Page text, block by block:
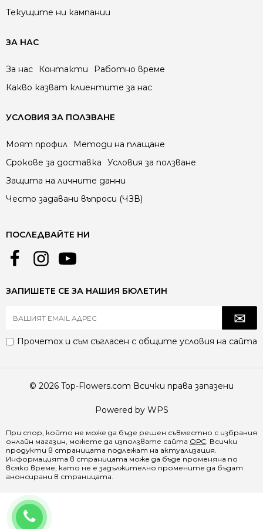
0884 829 368
Текущите ни кампании
ЗА НАС
За нас Контакти
Работно време
Какво казват клиентите за нас
УСЛОВИЯ ЗА ПОЛЗВАНЕ
Моят профил
Методи на плащане
Срокове за доставка
Условия за ползване
Защита на личните данни
Често задавани въпроси (ЧЗВ)
ПОСЛЕДВАЙТЕ НИ
ЗАПИШЕТЕ СЕ ЗА НАШИЯ БЮЛЕТИН
Прочетох и съм съгласен с общите условия на сайта
© 2026 Top-Flowers.com Всички права запазени
Powered by WPS
При спор, който не може да бъде решен съвместно с избрания
онлайн магазин, можете да използвате сайта ОРС. Всички
продукти в страницата подлежат на актуализация.
Информацията в страницата може да бъде променяна по
всяко време, като не е задължително промените да бъдат
анонсирани в страницата.